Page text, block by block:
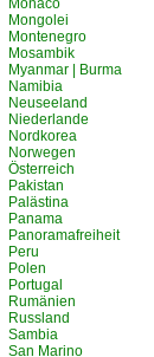
Monaco
Mongolei
Montenegro
Mosambik
Myanmar | Burma
Namibia
Neuseeland
Niederlande
Nordkorea
Norwegen
Österreich
Pakistan
Palästina
Panama
Panoramafreiheit
Peru
Polen
Portugal
Rumänien
Russland
Sambia
San Marino